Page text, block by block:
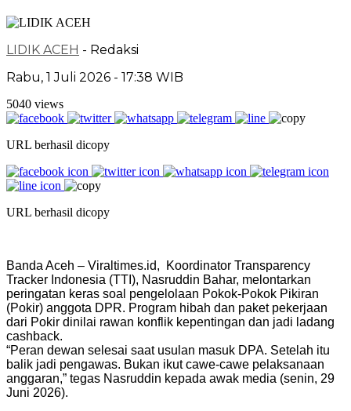
LIDIK ACEH - Redaksi
Rabu, 1 Juli 2026 - 17:38 WIB
5040 views
URL berhasil dicopy
URL berhasil dicopy
Banda Aceh – Viraltimes.id, Koordinator Transparency
Tracker Indonesia (TTI), Nasruddin Bahar, melontarkan
peringatan keras soal pengelolaan Pokok-Pokok Pikiran
(Pokir) anggota DPR. Program hibah dan paket pekerjaan
dari Pokir dinilai rawan konflik kepentingan dan jadi ladang
cashback.
“Peran dewan selesai saat usulan masuk DPA. Setelah itu
balik jadi pengawas. Bukan ikut cawe-cawe pelaksanaan
anggaran,” tegas Nasruddin kepada awak media (senin, 29
Juni 2026).